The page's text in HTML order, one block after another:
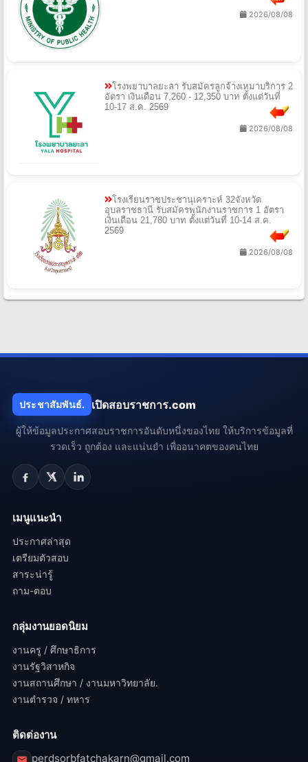
2026/08/08
โรงพยาบาลยะลา รับสมัครลูกจ้างเหมาบริการ 2
อัตรา เงินเดือน 7,260 - 12,350 บาท ตั้งแต่วันที่
10-17 ส.ค. 2569
2026/08/08
โรงเรียนราชประชานุเคราะห์ 32จังหวัด
อุบลราชธานี รับสมัครพนักงานราชการ 1 อัตรา
เงินเดือน 21,780 บาท ตั้งแต่วันที่ 10-14 ส.ค.
2569
2026/08/08
ประชาสัมพันธ์. เปิดสอบราชการ.com
ผู้ให้ข้อมูลประกาศสอบราชการอันดับหนึ่งของไทย ให้บริการข้อมูลที่
รวดเร็ว ถูกต้อง และแน่นยำ เพื่ออนาคตของคนไทย
เมนูแนะนำ
ประกาศล่าสุด
เตรียมตัวสอบ
สาระน่ารู้
ถาม-ตอบ
กลุ่มงานยอดนิยม
งานครู / ศึกษาธิการ
งานรัฐวิสาหกิจ
งานสถานศึกษา / งานมหาวิทยาลัย.
งานตำรวจ / ทหาร
ติดต่องาน
perdsorbfatchakarn@gmail.com